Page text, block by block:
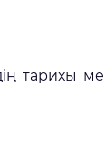
тарихы